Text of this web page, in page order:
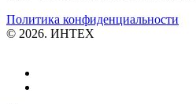
Политика конфиденциальности
© 2026. ИНТЕХ